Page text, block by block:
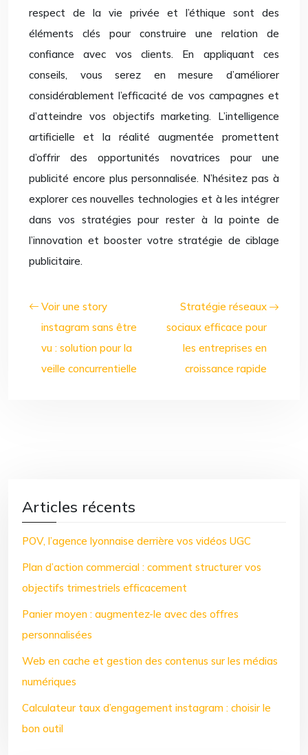
respect de la vie privée et l’éthique sont des
éléments clés pour construire une relation de
confiance avec vos clients. En appliquant ces
conseils, vous serez en mesure d’améliorer
considérablement l’efficacité de vos campagnes et
d’atteindre vos objectifs marketing. L’intelligence
artificielle et la réalité augmentée promettent
d’offrir des opportunités novatrices pour une
publicité encore plus personnalisée. N’hésitez pas à
explorer ces nouvelles technologies et à les intégrer
dans vos stratégies pour rester à la pointe de
l’innovation et booster votre stratégie de ciblage
publicitaire.
Voir une story
instagram sans être
vu : solution pour la
veille concurrentielle
Stratégie réseaux
sociaux efficace pour
les entreprises en
croissance rapide
Articles récents
POV, l’agence lyonnaise derrière vos vidéos UGC
Plan d’action commercial : comment structurer vos
objectifs trimestriels efficacement
Panier moyen : augmentez-le avec des offres
personnalisées
Web en cache et gestion des contenus sur les médias
numériques
Calculateur taux d’engagement instagram : choisir le
bon outil